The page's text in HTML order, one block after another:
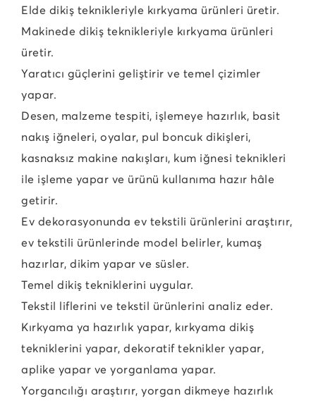
Elde dikiş teknikleriyle kırkyama ürünleri üretir.
Makinede dikiş teknikleriyle kırkyama ürünleri
üretir.
Yaratıcı güçlerini geliştirir ve temel çizimler
yapar.
Desen, malzeme tespiti, işlemeye hazırlık, basit
nakış iğneleri, oyalar, pul boncuk dikişleri,
kasnaksız makine nakışları, kum iğnesi teknikleri
ile işleme yapar ve ürünü kullanıma hazır hâle
getirir.
Ev dekorasyonunda ev tekstili ürünlerini araştırır,
ev tekstili ürünlerinde model belirler, kumaş
hazırlar, dikim yapar ve süsler.
Temel dikiş tekniklerini uygular.
Tekstil liflerini ve tekstil ürünlerini analiz eder.
Kırkyama ya hazırlık yapar, kırkyama dikiş
tekniklerini yapar, dekoratif teknikler yapar,
aplike yapar ve yorganlama yapar.
Yorgancılığı araştırır, yorgan dikmeye hazırlık